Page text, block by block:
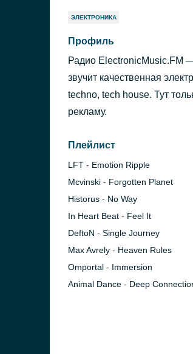
ЭЛЕКТРОНИКА
Профиль
Радио ElectronicMusic.FM
звучит качественная
techno, tech house. Тут
рекламу.
Плейлист
LFT - Emotion Ripple
Mcvinski - Forgotten Planet
Historus - No Way
In Heart Beat - Feel It
DeftoN - Single Journey
Max Avrely - Heaven Rules
Omportal - Immersion
Animal Dance - Deep